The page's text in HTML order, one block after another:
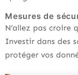
Mesures de
N’allez pas croire
Investir dans des
protéger vos